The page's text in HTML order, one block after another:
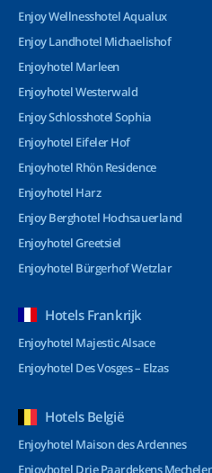
Enjoy Wellnesshotel Aqualux
Enjoy Landhotel Michaelishof
Enjoyhotel Marleen
Enjoyhotel Westerwald
Enjoy Schlosshotel Sophia
Enjoyhotel Eifeler Hof
Enjoyhotel Rhön Residence
Enjoyhotel Harz
Enjoy Berghotel Hochsauerland
Enjoyhotel Greetsiel
Enjoyhotel Bürgerhof Wetzlar
Hotels Frankrijk
Enjoyhotel Majestic Alsace
Enjoyhotel Des Vosges – Elzas
Hotels België
Enjoyhotel Maison des Ardennes
Enjoyhotel Drie Paardekens